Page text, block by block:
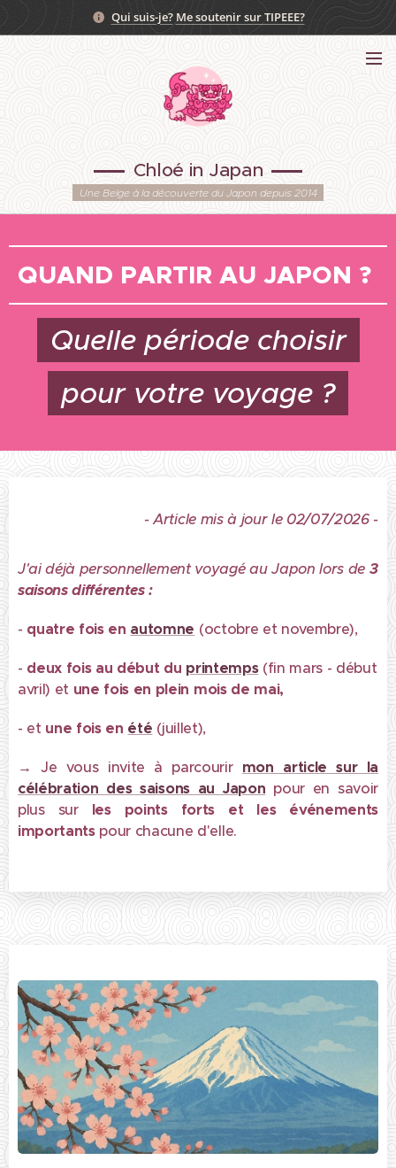
Qui suis-je? Me soutenir sur TIPEEE?
Chloé in Japan
Une Belge à la découverte du Japon depuis 2014
QUAND PARTIR AU JAPON ?
Quelle période choisir
pour votre voyage ?
- Article mis à jour le 02/07/2026 -
J'ai déjà personnellement voyagé au Japon lors de 3
saisonsdifférentes :
- quatre fois en automne (octobre et novembre),
- deux fois au début du printemps(fin mars - début
avril) et une fois en plein mois de mai,
- et une fois en été (juillet),
→ Je vous invite à parcourir mon article sur la
célébration des saisons au Japon pour en savoir
plus sur les points forts et les événements
importantspour chacune d'elle.